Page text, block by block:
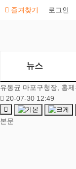
즐겨찾기 로그인
뉴스
유동균 마포구청장, 홍
20-07-30 12:49
본문